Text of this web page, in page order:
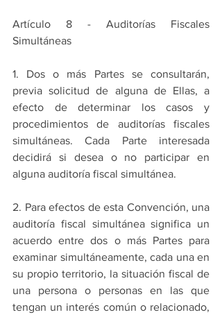
Artículo 8 - Auditorías Fiscales
Simultáneas
1. Dos o más Partes se consultarán,
previa solicitud de alguna de Ellas, a
efecto de determinar los casos y
procedimientos de auditorías fiscales
simultáneas. Cada Parte interesada
decidirá si desea o no participar en
alguna auditoría fiscal simultánea.
2. Para efectos de esta Convención, una
auditoría fiscal simultánea significa un
acuerdo entre dos o más Partes para
examinar simultáneamente, cada una en
su propio territorio, la situación fiscal de
una persona o personas en las que
tengan un interés común o relacionado,